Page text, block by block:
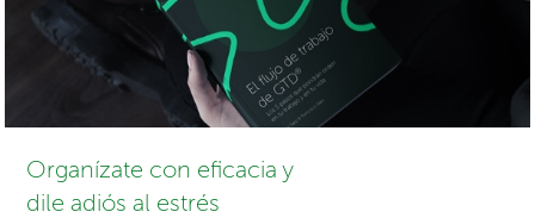
GTD®
Organízate con eficacia y
dile adiós al estrés